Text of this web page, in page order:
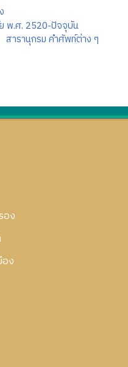
พ.ศ. 2520-ปัจจุบัน
สารานุกรม คำศัพท์ต่าง ๆ
อง
ง